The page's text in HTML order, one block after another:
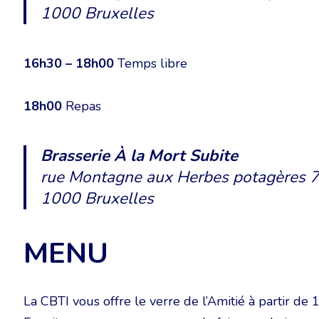
1000 Bruxelles
16h30 – 18h00 Temps libre
18h00 Repas
Brasserie À la Mort Subite
rue Montagne aux Herbes potagères 7
1000 Bruxelles
MENU
La CBTI vous offre le verre de l’Amitié à partir de